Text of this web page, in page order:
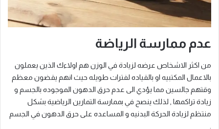
عدم ممارسة الرياضة
من اكثر الاشخاص عرضه لزيادة في الوزن هم اولاءك الذين يعملون
بالاعمال المكتبيه او بالقياده لفترات طويله حيث انهم يقضون معظم
وقتهم جالسين مما يؤدي الى عدم حرق الدهون الموجوده بالجسم و
زيادة تراكمها , لذلك ينصح في بممارسة التمارين الرياضية بشكل
منتظم لزيادة الحركة البدنيه و المساعده على حرق الدهون في الجسم